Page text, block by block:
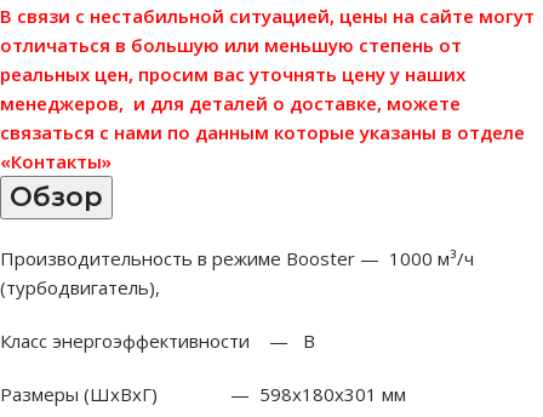
В связи с нестабильной ситуацией, цены на сайте могут
отличаться в большую или меньшую степень от
реальных цен, просим вас уточнять цену у наших
менеджеров, и для деталей о доставке, можете
связаться с нами по данным которые указаны в отделе
«Контакты»
Обзор
Производительность в режиме Booster — 1000 м³/ч
(турбодвигатель),
Класс энергоэффективности — B
Размеры (ШxВxГ) — 598x180x301 мм